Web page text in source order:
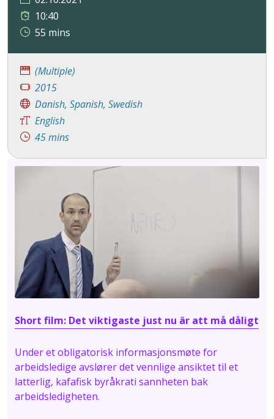
Short film: Det viktigaste just nu är att må dåligt
Under et obligatorisk informasjonsmøte for
arbeidsledige avslører det vennlige ansiktet til et
latterlig, kafafisk byråkrati sannheten bak
arbeidsledigheten.
10:40
55 mins
(Multiple)
2015
Danish, Spanish, Swedish
English
45 mins